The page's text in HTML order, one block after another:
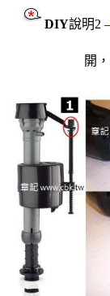
DIY說明2 –
開